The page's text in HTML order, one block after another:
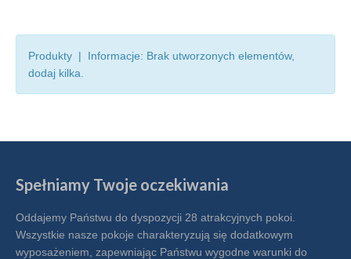
Produkty | Informacje: Brak utworzonych elementów,
dodaj kilka.
Spełniamy Twoje oczekiwania
Oddajemy Państwu do dyspozycji 28 atrakcyjnych pokoi.
Wszystkie nasze pokoje charakteryzują się dodatkowym
wyposażeniem, zapewniając Państwu wygodne warunki do